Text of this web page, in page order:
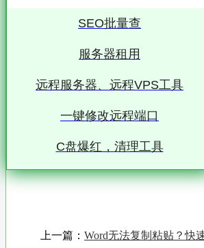
电脑文件无法粘贴的深层解
然而，有时我们可能会遇
作上的困扰
本文将从专业角度深入剖
一、原因分析 1. 剪贴板问题 剪贴板是Windows系统中的一个重要组件，用于临时存储用户
若剪贴板服务未运行、剪
上一篇： Word无法复制粘贴？快
SEO批量查
服务器租用
远程服务器、远程VPS工具
一键修改远程端口
C盘爆红，清理工具